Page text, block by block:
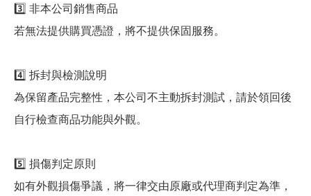
3️⃣ 非本公司銷售商品
若無法提供購買憑證，將不提供保固服務。
4️⃣ 拆封與檢測說明
為保留產品完整性，本公司不主動拆封測試，請於領回後
自行檢查商品功能與外觀。
5️⃣ 損傷判定原則
如有外觀損傷爭議，將一律交由原廠或代理商判定為準，